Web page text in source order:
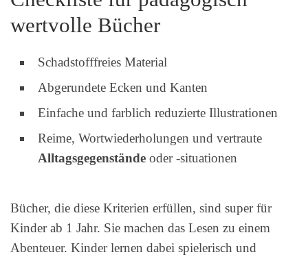
wertvolle Bücher
Schadstofffreies Material
Abgerundete Ecken und Kanten
Einfache und farblich reduzierte Illustrationen
Reime, Wortwiederholungen und vertraute
Alltagsgegenstände oder -situationen
Bücher, die diese Kriterien erfüllen, sind super für
Kinder ab 1 Jahr. Sie machen das Lesen zu einem
Abenteuer. Kinder lernen dabei spielerisch und